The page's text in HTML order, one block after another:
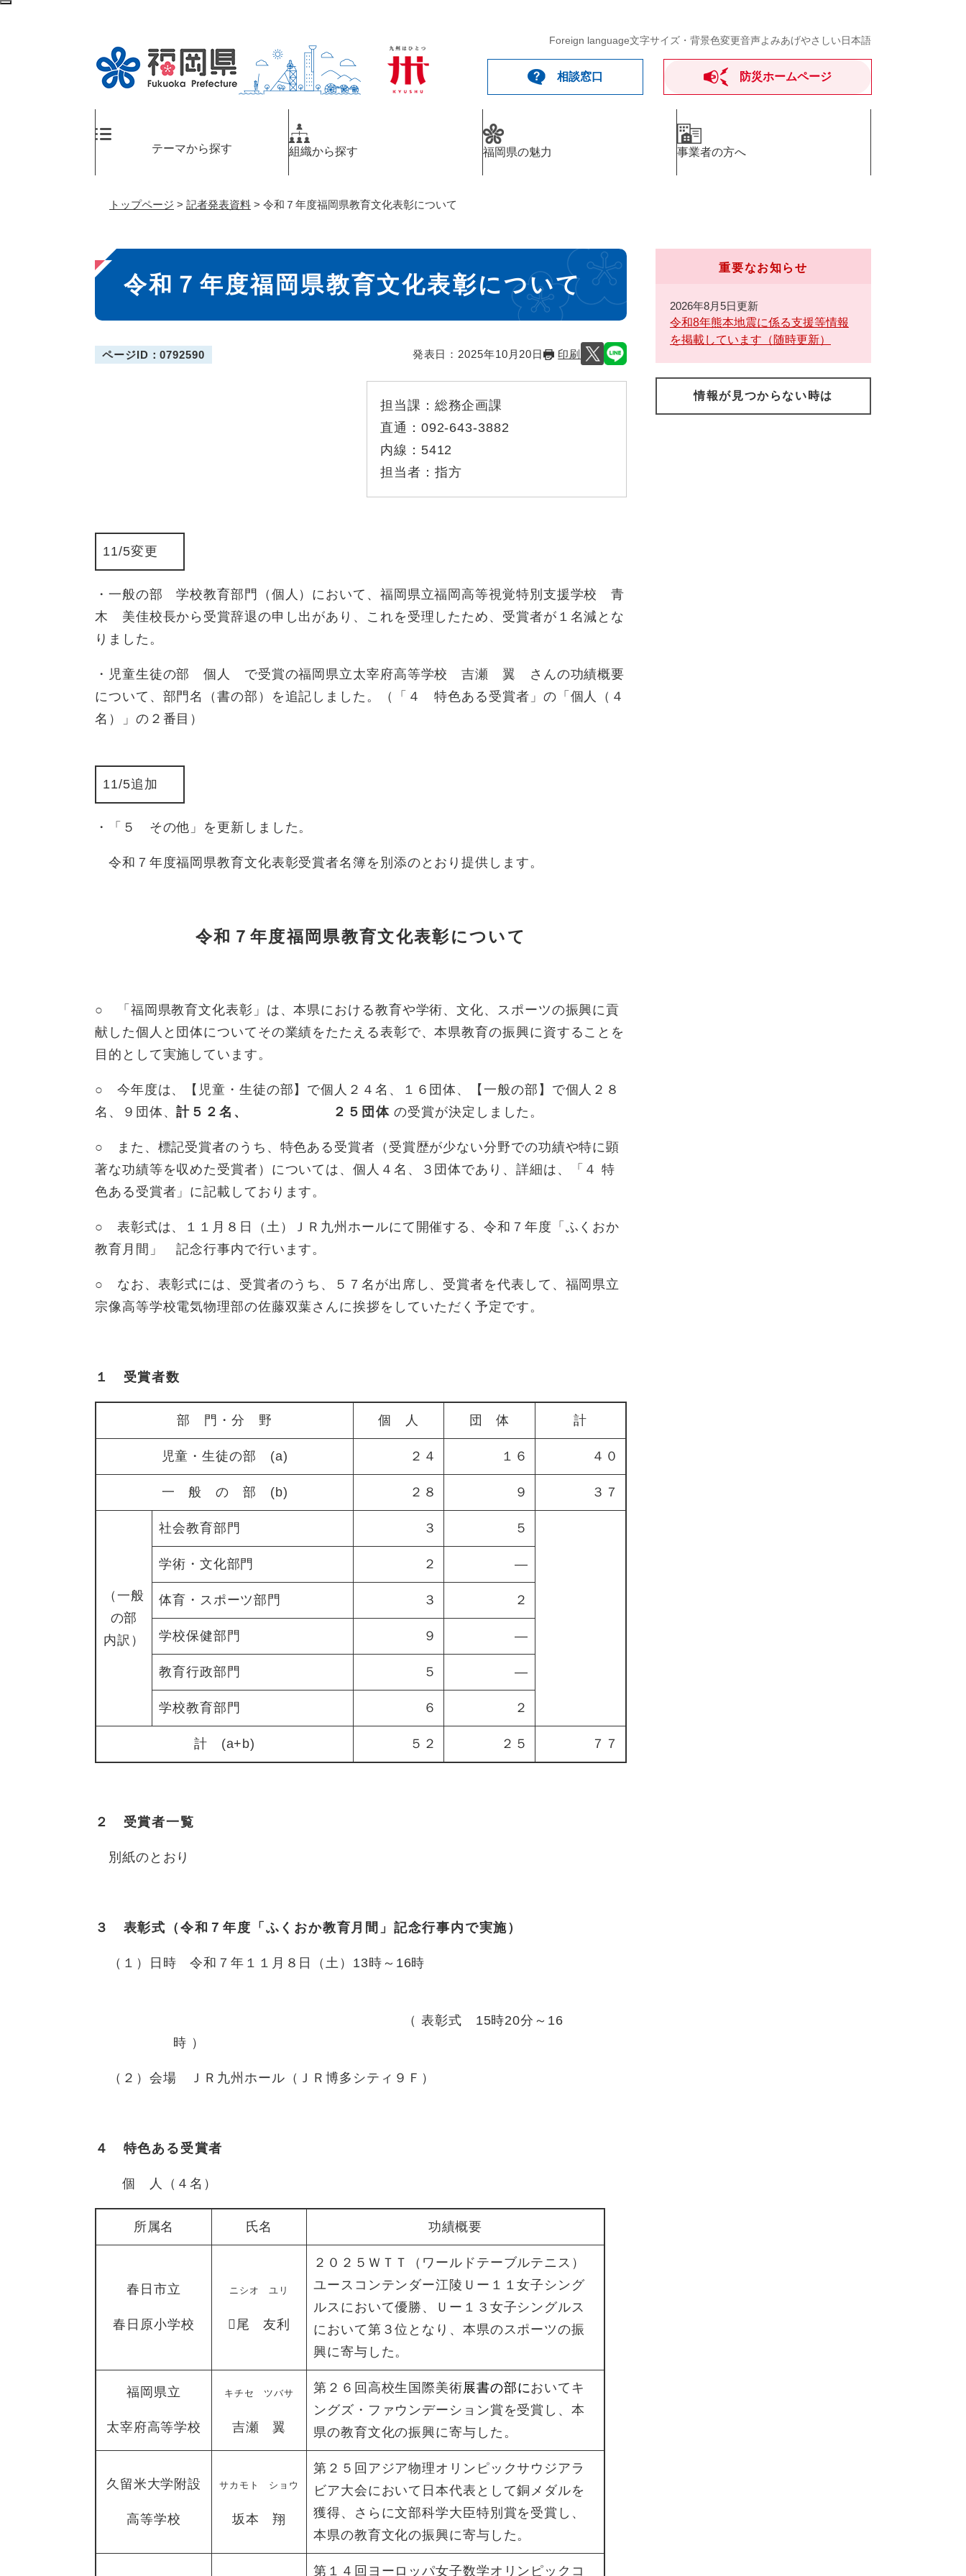
ペ
メ
Foreign language文字サイズ・背景色変更音声よみあげやさしい日本語
相談窓口 防災ホームページ
テーマから探す 組織から探す 福岡県の魅力 事業者の方へ
トップページ > 記者発表資料 > 令和７年度福岡県教育文化表彰について
本
文
令和７年度福岡県教育文化表彰について
ページID：0792590 発表日： 2025年10月20日 印刷
担当課： 総務企画課
直通： 092-643-3882
内線： 5412
担当者： 指方
11/5変更
・一般の部 学校教育部門（個人）において、福岡県立福岡高等視覚特別支援学校 青
木 美佳校長から受賞辞退の申し出があり、これを受理したため、受賞者が１名減とな
りました。
・児童生徒の部 個人 で受賞の福岡県立太宰府高等学校 吉瀬 翼 さんの功績概要
について、部門名（書の部）を追記しました。（「４ 特色ある受賞者」の「個人（４
名）」の２番目）
11/5追加
・「５ その他」を更新しました。
令和７年度福岡県教育文化表彰受賞者名簿を別添のとおり提供します。
令和７年度福岡県教育文化表彰について
○ 「福岡県教育文化表彰」は、本県における教育や学術、文化、スポーツの振興に貢
献した個人と団体についてその業績をたたえる表彰で、本県教育の振興に資することを
目的として実施しています。
○ 今年度は、【児童・生徒の部】で個人２４名、１６団体、【一般の部】で個人２８
名、９団体、計５２名、 ２５団体 の受賞が決定しました。
○ また、標記受賞者のうち、特色ある受賞者（受賞歴が少ない分野での功績や特に顕
著な功績等を収めた受賞者）については、個人４名、３団体であり、詳細は、「４ 特
色ある受賞者」に記載しております。
○ 表彰式は、１１月８日（土）ＪＲ九州ホールにて開催する、令和７年度「ふくおか
教育月間」 記念行事内で行います。
○ なお、表彰式には、受賞者のうち、５７名が出席し、受賞者を代表して、福岡県立
宗像高等学校電気物理部の佐藤双葉さんに挨拶をしていただく予定です。
１ 受賞者数
部 門・分 野 個 人 団 体 計
児童・生徒の部 (a) ２４ １６ ４０
一 般 の 部 (b) ２８ ９ ３７
（一般
の部
内訳）
社会教育部門 ３ ５
学術・文化部門 ２ ―
体育・スポーツ部門 ３ ２
学校保健部門 ９ ―
教育行政部門 ５ ―
学校教育部門 ６ ２
計 (a+b) ５２ ２５ ７７
２ 受賞者一覧
別紙のとおり
３ 表彰式（令和７年度「ふくおか教育月間」記念行事内で実施）
（１）日時 令和７年１１月８日（土）13時～16時
（ 表彰式 15時20分～16
時 ）
（２）会場 ＪＲ九州ホール（ＪＲ博多シティ９Ｆ）
４ 特色ある受賞者
個 人（４名）
所属名 氏名 功績概要
春日市立
春日原小学校
ニシオ ユリ
尾 友利
２０２５ＷＴＴ（ワールドテーブルテニス）
ユースコンテンダー江陵Ｕー１１女子シング
ルスにおいて優勝、Ｕー１３女子シングルス
において第３位となり、本県のスポーツの振
興に寄与した。
福岡県立
太宰府高等学校
キチセ ツバサ
吉瀬 翼
第２６回高校生国際美術展書の部においてキ
ングズ・ファウンデーション賞を受賞し、本
県の教育文化の振興に寄与した。
久留米大学附設
高等学校
サカモト ショウ
坂本 翔
第２５回アジア物理オリンピックサウジアラ
ビア大会において日本代表として銅メダルを
獲得、さらに文部科学大臣特別賞を受賞し、
本県の教育文化の振興に寄与した。
第１４回ヨーロッパ女子数学オリンピックコ
重要なお知らせ
2026年8月5日更新
令和8年熊本地震に係る支援等情報
を掲載しています（随時更新）
情報が見つからない時は